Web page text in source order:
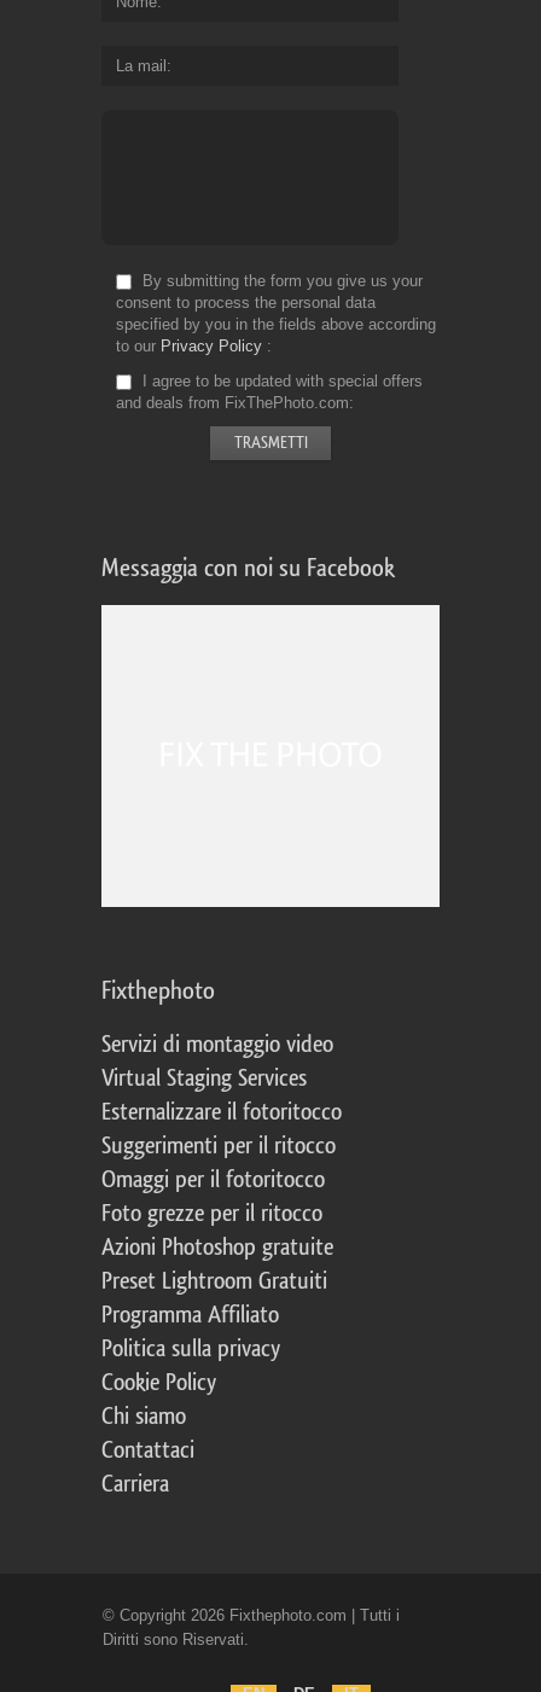
La mail
By submitting the form you give us your
consent to process the personal data
specified by you in the fields above according
to our Privacy Policy
I agree to be updated with special offers
and deals from FixThePhoto.com
Messaggia con noi su Facebook
Fixthephoto
Servizi di montaggio video
Virtual Staging Services
Esternalizzare il fotoritocco
Suggerimenti per il ritocco
Omaggi per il fotoritocco
Foto grezze per il ritocco
Azioni Photoshop gratuite
Preset Lightroom Gratuiti
Programma Affiliato
Politica sulla privacy
Cookie Policy
Chi siamo
Contattaci
Carriera
© Copyright 2026 Fixthephoto.com | Tutti i
Diritti sono Riservati.